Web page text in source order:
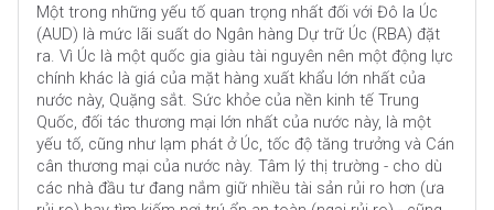
Một trong những yếu tố quan trọng nhất đối với Đô la Úc
(AUD) là mức lãi suất do Ngân hàng Dự trữ Úc (RBA) đặt
ra. Vì Úc là một quốc gia giàu tài nguyên nên một động lực
chính khác là giá của mặt hàng xuất khẩu lớn nhất của
nước này, Quặng sắt. Sức khỏe của nền kinh tế Trung
Quốc, đối tác thương mại lớn nhất của nước này, là một
yếu tố, cũng như lạm phát ở Úc, tốc độ tăng trưởng và Cán
cân thương mại của nước này. Tâm lý thị trường - cho dù
các nhà đầu tư đang nắm giữ nhiều tài sản rủi ro hơn (ưa